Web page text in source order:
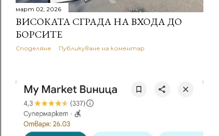
март 02, 2026
ВИСОКАТА СГРАДА НА ВХОДА ДО
БОРСИТЕ
Споделяне Публикуване на коментар